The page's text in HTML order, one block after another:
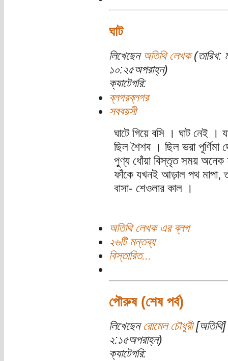
ঘাট
লিখেছেন অতিথি লেখক(তারিখ:
১০:২৫অপরাহ্ন)
ক্যাটেগরি:
ব্লগরব্লগর
সববয়সী
ঘাটে গিয়ে বসি । ঘাট নেই
ছিল শৈশব । ছিল ভরা পূর্ণিমা
পুণ্য ধোঁয়া বিস্তৃত সময় অনেক
ফাঁকে যখনই আড়াল পথ মাপা,
বাসা- শেওলার কাল ।
অতিথি লেখক এর ব্লগ
২৬টি মন্তব্য
বিস্তারিত...
পৌরুষ (শেষ পর্ব)
লিখেছেন রোমেল চৌধুরী[অতিথি]
২:১৫অপরাহ্ন)
ক্যাটেগরি: